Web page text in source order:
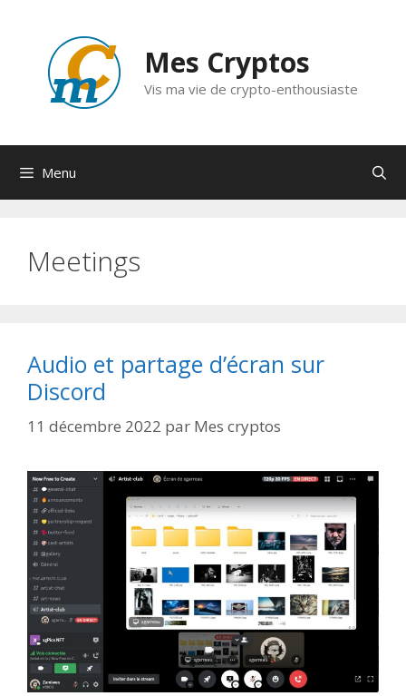
contenu
Mes Cryptos
Vis ma vie de crypto-enthousiaste
Menu
Meetings
Audio et partage d’écran sur
Discord
11 décembre 2022 par Mes cryptos